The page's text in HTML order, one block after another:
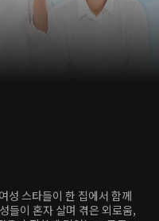
성 스타들이 한 집에서 함께
들이 혼자 살며 겪은 외로움,